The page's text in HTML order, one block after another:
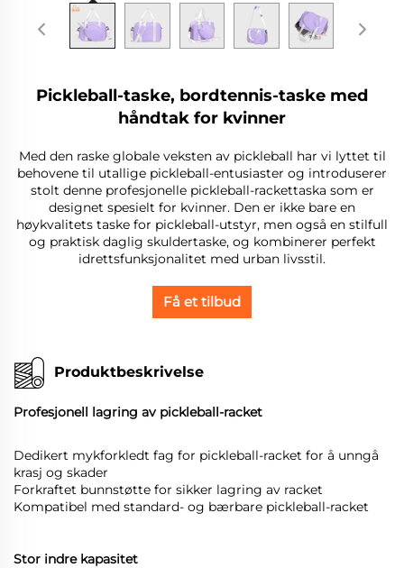
Pickleball-taske, bordtennis-taske med
håndtak for kvinner
Med den raske globale veksten av pickleball har vi lyttet til
behovene til utallige pickleball-entusiaster og introduserer
stolt denne profesjonelle pickleball-rackettaska som er
designet spesielt for kvinner. Den er ikke bare en
høykvalitets taske for pickleball-utstyr, men også en stilfull
og praktisk daglig skuldertaske, og kombinerer perfekt
idrettsfunksjonalitet med urban livsstil.
Få et tilbud
Produktbeskrivelse
Profesjonell lagring av pickleball-racket
Dedikert mykforkledt fag for pickleball-racket for å unngå
krasj og skader
Forkraftet bunnstøtte for sikker lagring av racket
Kompatibel med standard- og bærbare pickleball-racket
Stor indre kapasitet